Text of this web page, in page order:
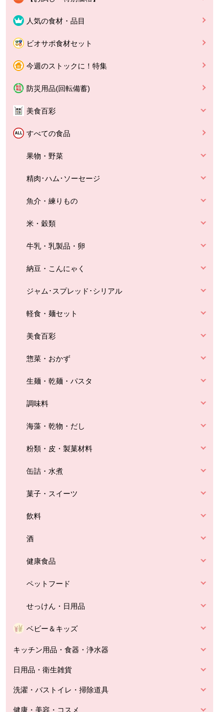
人気の食材・品目
ビオサポ食材セット
今週のストックに！特集
防災用品(回転備蓄)
美食百彩
すべての食品
果物・野菜
精肉･ハム･ソーセージ
魚介・練りもの
米・穀類
牛乳・乳製品・卵
納豆・こんにゃく
ジャム･スプレッド･シリアル
軽食・麺セット
美食百彩
惣菜・おかず
生麺・乾麺・パスタ
調味料
海藻・乾物・だし
粉類・皮・製菓材料
缶詰・水煮
菓子・スイーツ
飲料
酒
健康食品
ペットフード
せっけん・日用品
ベビー＆キッズ
キッチン用品・食器・浄水器
日用品・衛生雑貨
洗濯・バストイレ・掃除道具
健康・美容・コスメ